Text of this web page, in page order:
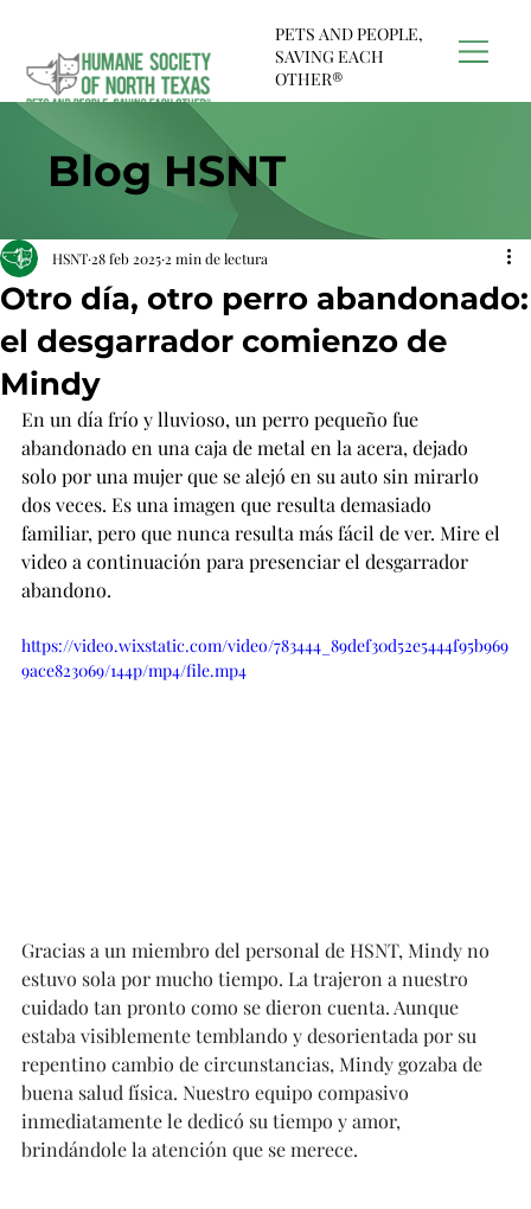
PETS AND PEOPLE,
SAVING EACH
OTHER®
Blog HSNT
Otro día, otro perro abandonado:
el desgarrador comienzo de
Mindy
HSNT 28 feb 2025 2 min de lectura
En un día frío y lluvioso, un perro pequeño fue
abandonado en una caja de metal en la acera, dejado
solo por una mujer que se alejó en su auto sin mirarlo
dos veces. Es una imagen que resulta demasiado
familiar, pero que nunca resulta más fácil de ver. Mire el
video a continuación para presenciar el desgarrador
abandono.
https://video.wixstatic.com/video/783444_89def30d52e5444f95b969
9ace823069/144p/mp4/file.mp4
Gracias a un miembro del personal de HSNT, Mindy no
estuvo sola por mucho tiempo. La trajeron a nuestro
cuidado tan pronto como se dieron cuenta. Aunque
estaba visiblemente temblando y desorientada por su
repentino cambio de circunstancias, Mindy gozaba de
buena salud física. Nuestro equipo compasivo
inmediatamente le dedicó su tiempo y amor,
brindándole la atención que se merece.